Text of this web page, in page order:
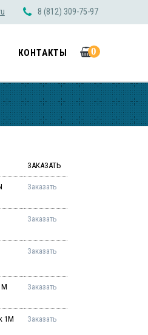
8 (812) 309-75-97
КОНТАКТЫ 0
ЗАКАЗАТЬ
Заказать
Заказать
Заказать
Заказать
1M Заказать